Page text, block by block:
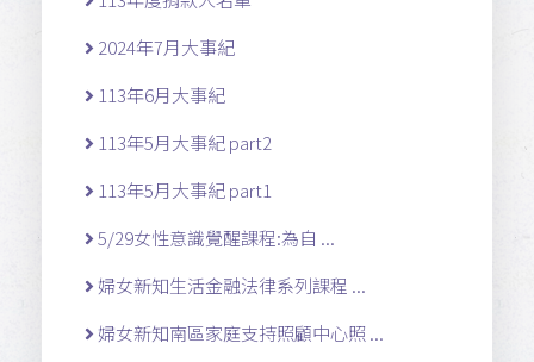
2024年7月大事紀
113年6月大事紀
113年5月大事紀 part2
113年5月大事紀 part1
5/29女性意識覺醒課程:為自 ...
婦女新知生活金融法律系列課程 ...
婦女新知南區家庭支持照顧中心照 ...